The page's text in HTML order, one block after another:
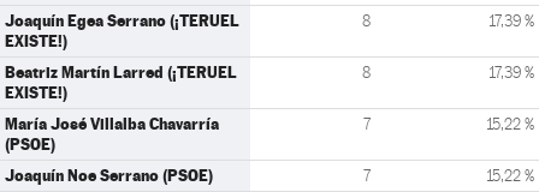
Joaquín Egea Serrano (¡TERUEL
EXISTE!)
8 17,39 %
Beatriz Martín Larred (¡TERUEL
EXISTE!)
8 17,39 %
María José Villalba Chavarría
(PSOE)
7 15,22 %
Joaquín Noe Serrano (PSOE) 7 15,22 %